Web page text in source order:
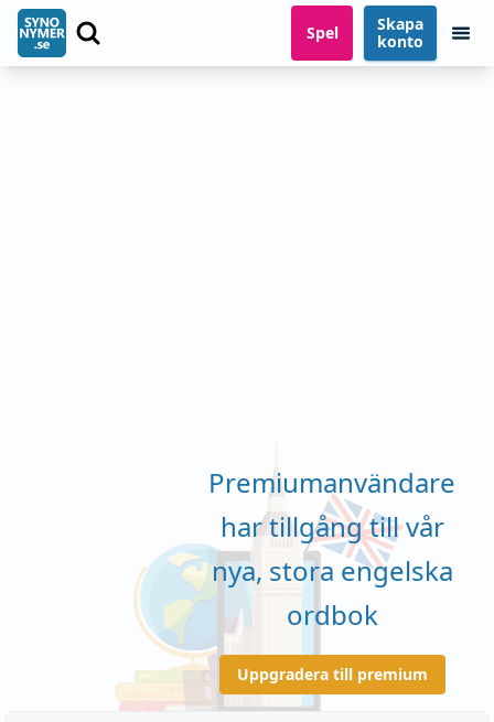
Spel
Skapa
konto
Premiumanvändare
har tillgång till vår
nya, stora engelska
ordbok
Uppgradera till premium